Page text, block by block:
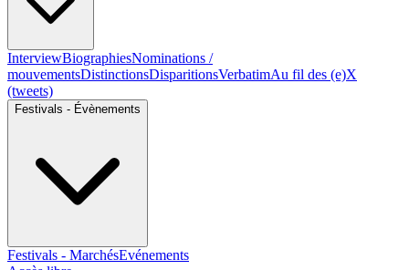
InterviewBiographiesNominations /
mouvementsDistinctionsDisparitionsVerbatimAu fil des (e)X
(tweets)
Festivals - Évènements
Festivals - MarchésEvénements